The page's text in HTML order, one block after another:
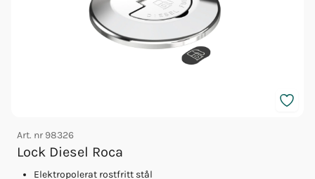
Art. nr 98326
Lock Diesel Roca
Elektropolerat rostfritt stål